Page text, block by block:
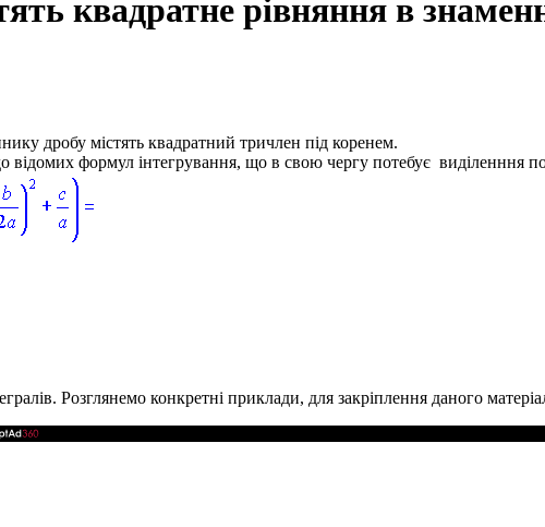
квадратне рівняння в
дробу містять квадратний тричлен під коренем.
відомих формул інтегрування, що в свою чергу потебує виділенння
Розглянемо конкретні приклади, для закріплення даного